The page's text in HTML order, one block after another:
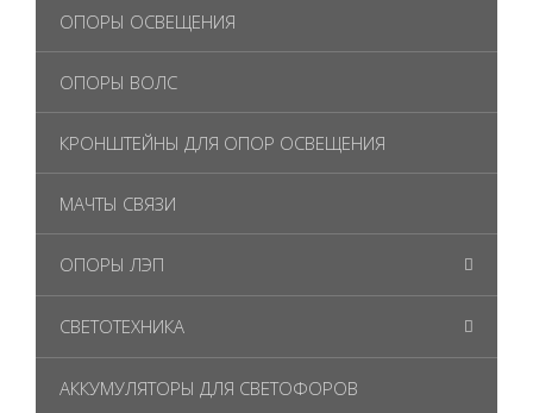
ОПОРЫ ОСВЕЩЕНИЯ
ОПОРЫ ВОЛС
КРОНШТЕЙНЫ ДЛЯ ОПОР ОСВЕЩЕНИЯ
МАЧТЫ СВЯЗИ
ОПОРЫ ЛЭП
СВЕТОТЕХНИКА
АККУМУЛЯТОРЫ ДЛЯ СВЕТОФОРОВ